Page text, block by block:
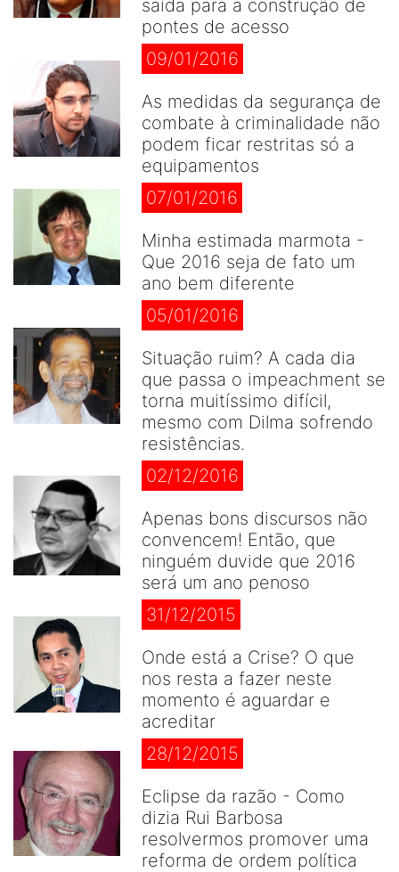
saída para a construção de
pontes de acesso
09/01/2016
As medidas da segurança de
combate à criminalidade não
podem ficar restritas só a
equipamentos
07/01/2016
Minha estimada marmota -
Que 2016 seja de fato um
ano bem diferente
05/01/2016
Situação ruim? A cada dia
que passa o impeachment se
torna muitíssimo difícil,
mesmo com Dilma sofrendo
resistências.
02/12/2016
Apenas bons discursos não
convencem! Então, que
ninguém duvide que 2016
será um ano penoso
31/12/2015
Onde está a Crise? O que
nos resta a fazer neste
momento é aguardar e
acreditar
28/12/2015
Eclipse da razão - Como
dizia Rui Barbosa
resolvermos promover uma
reforma de ordem política